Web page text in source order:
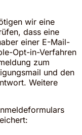
wir eine
dass eine
einer E-Mail-
Opt-in-Verfahren
zum
und den
Weitere